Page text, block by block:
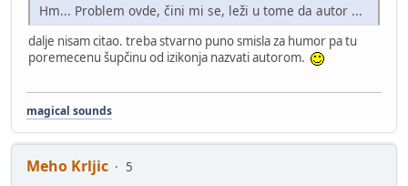
Hm... Problem ovde, čini mi se, leži u tome da autor ...
dalje nisam citao. treba stvarno puno smisla za humor pa tu
poremecenu šupčinu od izikonja nazvati autorom.
magical sounds
Meho Krljic
5